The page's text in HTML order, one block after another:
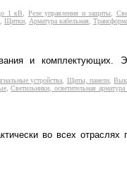
1 кВ, Реле управления и защиты,
, Щитки, Арматура кабельная,
и комплектующих.
устройства Щиты, панели ,
,Светильники, осветительная
во всех отраслях